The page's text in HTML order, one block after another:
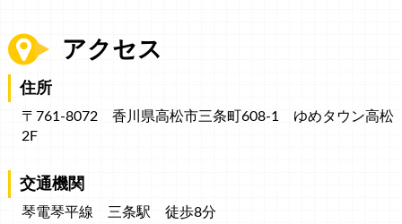
アクセス
住所
〒761-8072 香川県高松市三条町608-1ゆめタウン高松
2F
交通機関
琴電琴平線 三条駅 徒歩8分